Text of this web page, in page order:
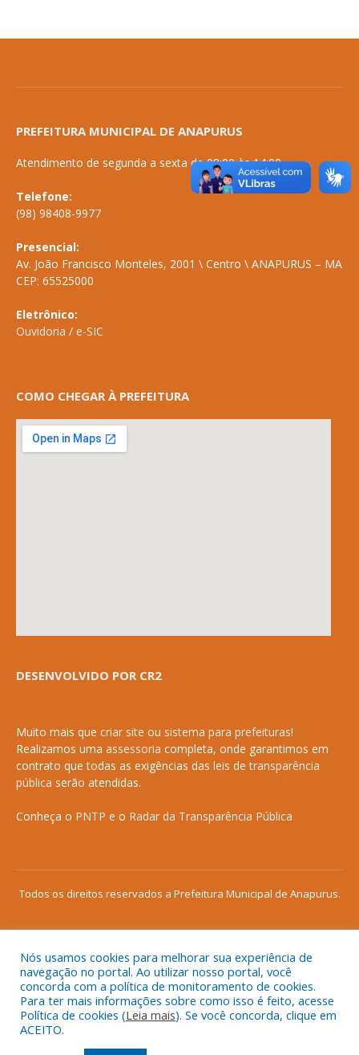
PREFEITURA MUNICIPAL DE ANAPURUS
Atendimento de segunda a sexta de 08:00 às 14:00
Telefone:
(98) 98408-9977
Presencial:
Av. João Francisco Monteles, 2001 \ Centro \ ANAPURUS – MA
CEP: 65525000
Eletrônico:
Ouvidoria / e-SIC
COMO CHEGAR À PREFEITURA
DESENVOLVIDO POR CR2
Muito mais que criar site ou sistema para prefeituras!
Realizamos uma assessoria completa, onde garantimos em
contrato que todas as exigências das leis de transparência
pública serão atendidas.
Conheça o PNTP e o Radar da Transparência Pública
Todos os direitos reservados a Prefeitura Municipal de Anapurus.
Mapa do Site
Acessar Área Administrativa
Acessar o Webmail
Nós usamos cookies para melhorar sua experiência de
navegação no portal. Ao utilizar nosso portal, você
concorda com a política de monitoramento de cookies.
Para ter mais informações sobre como isso é feito, acesse
Política de cookies (Leia mais). Se você concorda, clique em
ACEITO.